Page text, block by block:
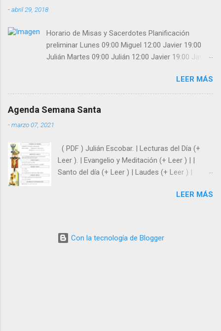
-abril 29, 2018
Horario de Misas y Sacerdotes Planificación
preliminar Lunes 09:00 Miguel 12:00 Javier 19:00
Julián Martes 09:00 Julián 12:00 Javier 19:00 Javier
Jueves 09:00 Eduardo 12:00 Miguel 19:00 Julián
Viernes 09:00 Eduardo 12:00 Javier 19:00 Miguel
Sábado 09:00 Eduardo 12:00 Miguel 19:00 Julián
Julián Confiesa: Javier 12:30 Javier Confiesa: Julián
LEER MÁS
Agenda Semana Santa
-marzo 07, 2021
( PDF ) Julián Escobar. | Lecturas del Día (+
Leer ). | Evangelio y Meditación (+ Leer ) | |
Santo del día (+ Leer ) | Laudes (+ Leer ) |
LEER MÁS
Con la tecnología de Blogger